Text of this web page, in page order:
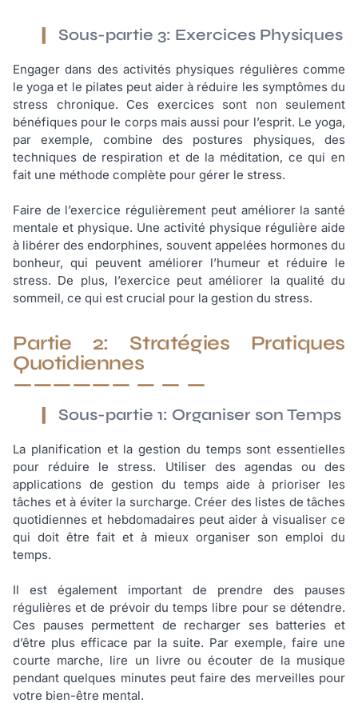
Sous-partie 3: Exercices Physiques
Engager dans des activités physiques régulières comme
le yoga et le pilates peut aider à réduire les symptômes du
stress chronique. Ces exercices sont non seulement
bénéfiques pour le corps mais aussi pour l’esprit. Le yoga,
par exemple, combine des postures physiques, des
techniques de respiration et de la méditation, ce qui en
fait une méthode complète pour gérer le stress.
Faire de l’exercice régulièrement peut améliorer la santé
mentale et physique. Une activité physique régulière aide
à libérer des endorphines, souvent appelées hormones du
bonheur, qui peuvent améliorer l’humeur et réduire le
stress. De plus, l’exercice peut améliorer la qualité du
sommeil, ce qui est crucial pour la gestion du stress.
Partie 2: Stratégies Pratiques
Quotidiennes
Sous-partie 1: Organiser son Temps
La planification et la gestion du temps sont essentielles
pour réduire le stress. Utiliser des agendas ou des
applications de gestion du temps aide à prioriser les
tâches et à éviter la surcharge. Créer des listes de tâches
quotidiennes et hebdomadaires peut aider à visualiser ce
qui doit être fait et à mieux organiser son emploi du
temps.
Il est également important de prendre des pauses
régulières et de prévoir du temps libre pour se détendre.
Ces pauses permettent de recharger ses batteries et
d’être plus efficace par la suite. Par exemple, faire une
courte marche, lire un livre ou écouter de la musique
pendant quelques minutes peut faire des merveilles pour
votre bien-être mental.